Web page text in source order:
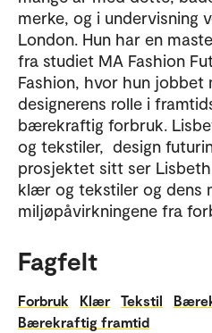
merke, og i undervisning
London. Hun har en
fra studiet MA Fashion
Fashion, hvor hun
designerens rolle i
bærekraftig forbruk.
og tekstiler, design
prosjektet sitt ser
klær og tekstiler og dens
miljøpåvirkningene fra
Fagfelt
Forbruk Klær Tekstil
Bærekraftig framtid